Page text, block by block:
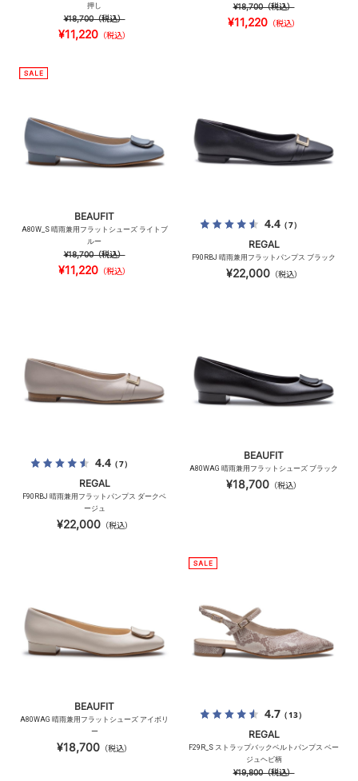
押し
¥18,700（税込）
¥11,220 （税込）
¥18,700（税込）
¥11,220 （税込）
BEAUFIT
A80W_S 晴雨兼用フラットシューズ ライトブ
ルー
¥18,700（税込）
¥11,220 （税込）
4.4（7）
REGAL
F90RBJ 晴雨兼用フラットパンプス ブラック
¥22,000（税込）
4.4（7）
REGAL
F90RBJ 晴雨兼用フラットパンプス ダークベ
ージュ
¥22,000（税込）
BEAUFIT
A80WAG 晴雨兼用フラットシューズ ブラック
¥18,700 （税込）
BEAUFIT
A80WAG 晴雨兼用フラットシューズ アイボリ
ー
¥18,700 （税込）
4.7（13）
REGAL
F29R_S ストラップバックベルトパンプス ベー
ジュヘビ柄
¥19,800（税込）